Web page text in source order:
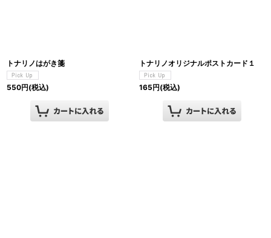
トナリノはがき箋
550円(税込)
トナリノオリジナルポストカード１
165円(税込)